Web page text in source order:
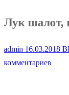
Лук шалот,
admin 16.03.2018
комментариев